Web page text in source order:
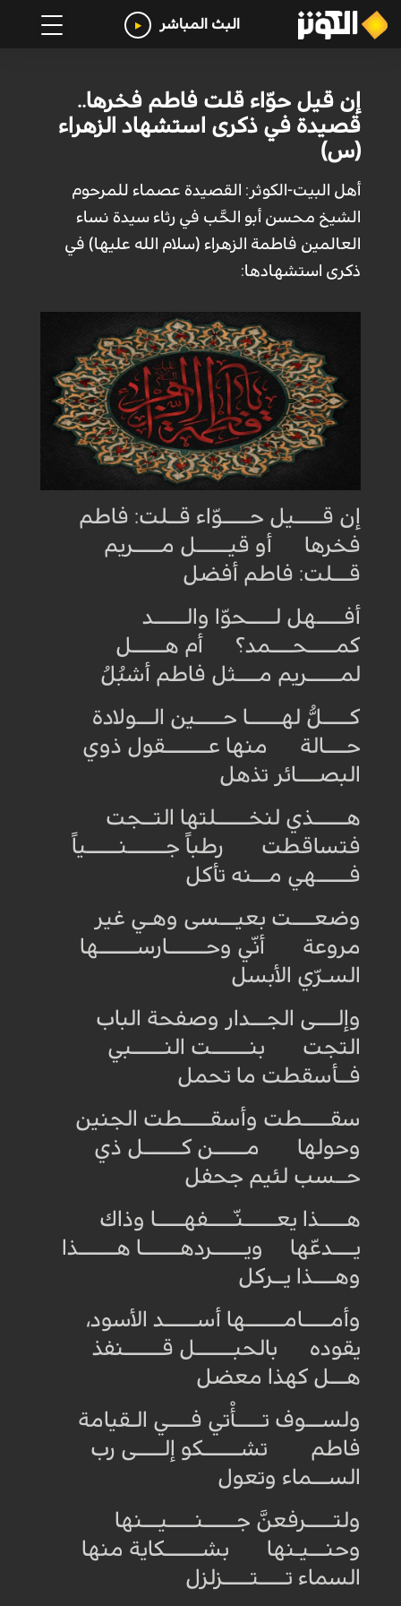
البث المباشر
إن قيل حوّاء قلت فاطم فخرها..
قصيدة في ذكرى استشهاد الزهراء
(س)
أهل البيت-الكوثر: القصيدة عصماء للمرحوم
الشيخ محسن أبو الحَّب في رثاء سيدة نساء
العالمين فاطمة الزهراء (سلام الله عليها) في
ذكرى استشهادها:
إن قـــــيل حـــــوّاء قــلت: فاطم
فخرها أو قيــــــل مـــــريم
قـــلت: فاطم أفضل
أفـــــهل لـــــحوّا والــــــد
كمـــــحــــمد؟ أم هــــــل
لمــــــريم مــــثل فاطم أشبُلُ
كـــــلٌّ لهــــــا حـــــين الـــولادة
حــــالة منها عــــــــقول ذوي
البصــــائر تذهل
هــــــذي لنخــــــلتها التــجت
فتساقطت رطباً جـــــــنــــــياً
فــــــهي مـــنه تأكل
وضعــــت بعيـــسى وهـي غير
مروعة أنّي وحـــــــارســـــــها
السـرّي الأبسل
وإلــــى الجـــدار وصفحة الباب
التجت بنـــــــت النــــــبي
فــأسقطت ما تحمل
سقـــــطت وأسقـــــطت الجنين
وحولها مــــــن كـــــــل ذي
حــسب لئيم جحفل
هـــــذا يعــــــنّـــــفهـــــا وذاك
يــــدعّها ويــــــردهـــــــا هـــــــذا
وهــــذا يــركل
وأمـــــامـــــــها أســــــد الأسود،
يقوده بالحبـــــــل قـــــــنفذ
هـــل كهذا معضل
ولســـوف تـــــأْتي فــــي الـقيامة
فاطم تشـــــــكو إلـــــى رب
الســـماء وتعول
ولتـــــرفعنَّ جــــــنـــــيـــنها
وحنـــيـنها بشـــــــكاية منها
السماء تـــــتـــــزلزل